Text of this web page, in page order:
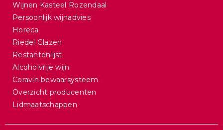
Wijnen Kasteel Rozendaal
Persoonlijk wijnadvies
Horeca
Riedel Glazen
Restantenlijst
Alcoholvrije wijn
Coravin bewaarsysteem
Overzicht producenten
Lidmaatschappen